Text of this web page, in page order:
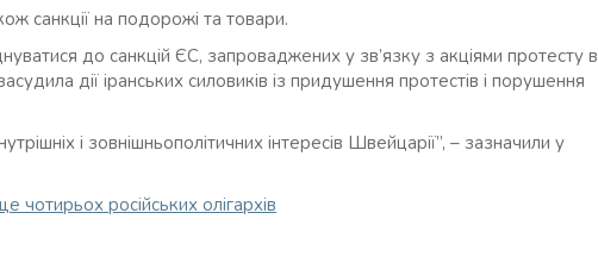
санкції на подорожі та товари.
до санкцій ЄС, запроваджених у зв’язку з акціями протесту в
дії іранських силовиків із придушення протестів і порушення
і зовнішньополітичних інтересів Швейцарії”, – зазначили у
чотирьох російських олігархів